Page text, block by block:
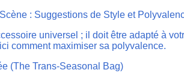
Scène : Suggestions de Style et
universel ; il doit être adapté à
comment maximiser sa polyvalence.
(The Trans-Seasonal Bag)